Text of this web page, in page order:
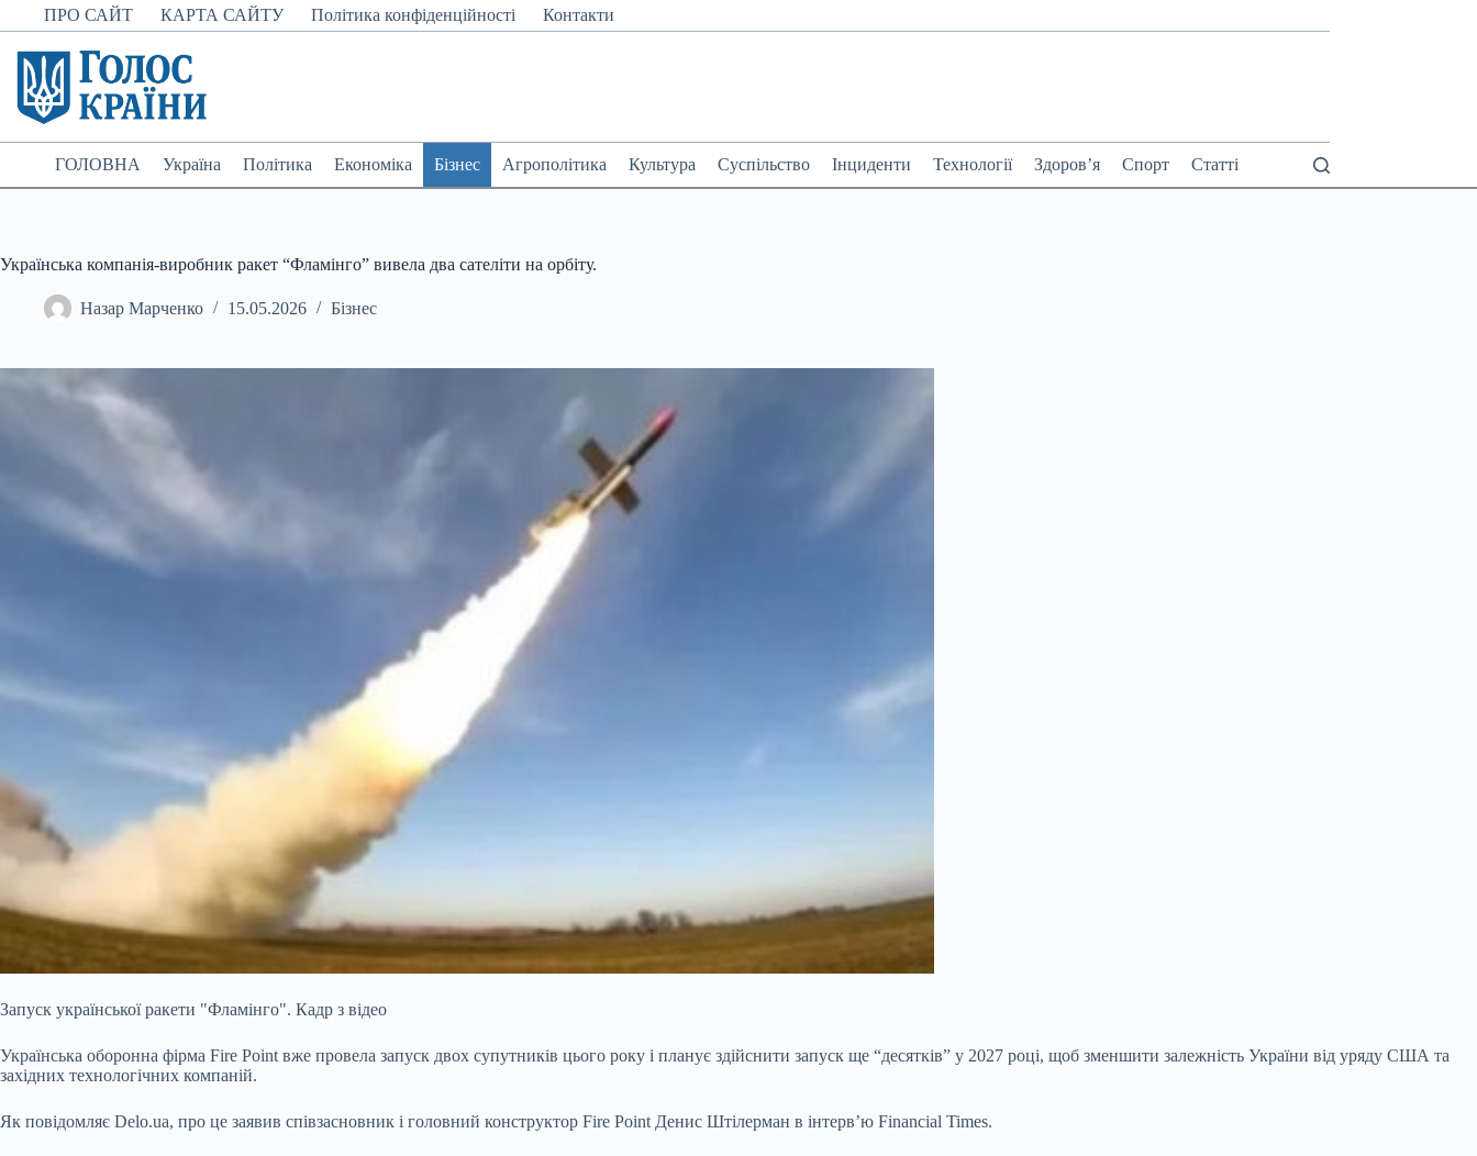
Перейти
до
вмісту
ПРО САЙТ КАРТА САЙТУ Політика конфіденційності Контакти
ГОЛОВНА Україна Політика Економіка Бізнес Агрополітика Культура Суспільство Інциденти Технології Здоров’я Спорт Статті
Українська компанія-виробник ракет “Фламінго” вивела два сателіти на орбіту.
Назар Марченко 15.05.2026 Бізнес
Запуск української ракети "Фламінго". Кадр з відео
Українська оборонна фірма Fire Point вже провела запуск двох супутників цього року і планує здійснити запуск ще “десятків” у 2027 році, щоб зменшити залежність України від уряду США та
західних технологічних компаній.
Як повідомляє Delo.ua, про це заявив співзасновник і головний конструктор Fire Point Денис Штілерман в інтерв’ю Financial Times.